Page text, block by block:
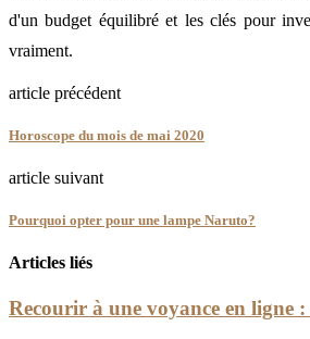
d'un budget équilibré et les clés pour
vraiment.
article précédent
Horoscope du mois de mai 2020
article suivant
Pourquoi opter pour une lampe Naruto?
Articles liés
Recourir à une voyance en ligne :